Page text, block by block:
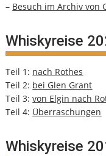
– Besuch im Archiv von
Whiskyreise
Teil 1: nach Rothes
Teil 2: bei Glen Grant
Teil 3:von Elgin nach
Teil 4: Überraschungen
Whiskyreise